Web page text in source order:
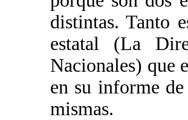
distintas. Tanto
estatal (La
Nacionales) que
en su informe
mismas.